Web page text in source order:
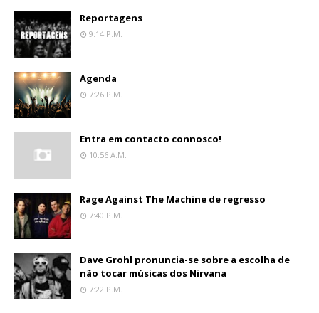
Reportagens
9:14 P.m.
Agenda
7:26 P.m.
Entra em contacto connosco!
10:56 A.m.
Rage Against The Machine de regresso
7:40 P.m.
Dave Grohl pronuncia-se sobre a escolha de
não tocar músicas dos Nirvana
7:22 P.m.